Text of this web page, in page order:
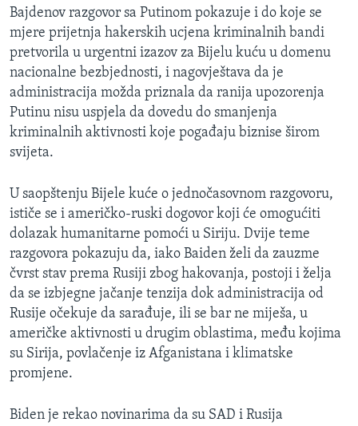
Bajdenov razgovor sa Putinom pokazuje i do koje se
mjere prijetnja hakerskih ucjena kriminalnih bandi
pretvorila u urgentni izazov za Bijelu kuću u domenu
nacionalne bezbjednosti, i nagovještava da je
administracija možda priznala da ranija upozorenja
Putinu nisu uspjela da dovedu do smanjenja
kriminalnih aktivnosti koje pogađaju biznise širom
svijeta.
U saopštenju Bijele kuće o jednočasovnom razgovoru,
ističe se i američko-ruski dogovor koji će omogućiti
dolazak humanitarne pomoći u Siriju. Dvije teme
razgovora pokazuju da, iako Baiden želi da zauzme
čvrst stav prema Rusiji zbog hakovanja, postoji i želja
da se izbjegne jačanje tenzija dok administracija od
Rusije očekuje da sarađuje, ili se bar ne miješa, u
američke aktivnosti u drugim oblastima, među kojima
su Sirija, povlačenje iz Afganistana i klimatske
promjene.
Biden je rekao novinarima da su SAD i Rusija